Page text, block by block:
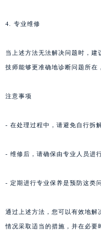
4. 专业维修
当上述方法无法解决问题时，
技师能够更准确地诊断问题所在
注意事项
- 在处理过程中，请避免自行拆
- 维修后，请确保由专业人员进
- 定期进行专业保养是预防这类
通过上述方法，您可以有效地解
情况采取适当的措施，并在必要